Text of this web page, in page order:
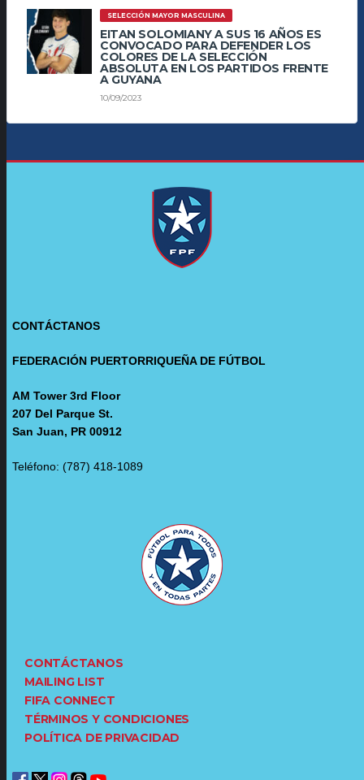
SELECCIÓN MAYOR MASCULINA
EITAN SOLOMIANY A SUS 16 AÑOS ES
CONVOCADO PARA DEFENDER LOS
COLORES DE LA SELECCIÓN
ABSOLUTA EN LOS PARTIDOS FRENTE
A GUYANA
10/09/2023
CONTÁCTANOS
FEDERACIÓN PUERTORRIQUEÑA DE FÚTBOL
AM Tower 3rd Floor
207 Del Parque St.
San Juan, PR 00912
Teléfono: (787) 418-1089
CONTÁCTANOS
MAILING LIST
FIFA CONNECT
TÉRMINOS Y CONDICIONES
POLÍTICA DE PRIVACIDAD